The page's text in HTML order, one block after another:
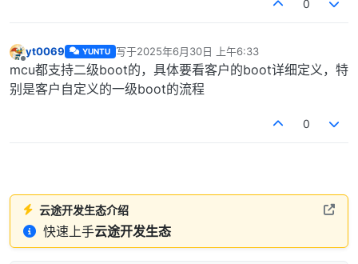
0
离线
yt0069 YUNTU 写于2025年6月30日 上午6:33
最后由 编辑
mcu都支持二级boot的，具体要看客户的boot详细定义，特
别是客户自定义的一级boot的流程
0
云途开发生态介绍
快速上手云途开发生态